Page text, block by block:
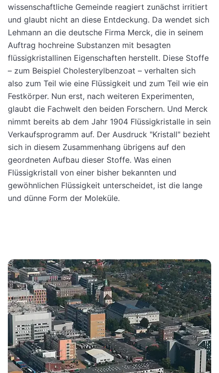
wissenschaftliche Gemeinde reagiert zunächst irritiert
und glaubt nicht an diese Entdeckung. Da wendet sich
Lehmann an die deutsche Firma Merck, die in seinem
Auftrag hochreine Substanzen mit besagten
flüssigkristallinen Eigenschaften herstellt. Diese Stoffe
– zum Beispiel Cholesterylbenzoat – verhalten sich
also zum Teil wie eine Flüssigkeit und zum Teil wie ein
Festkörper. Nun erst, nach weiteren Experimenten,
glaubt die Fachwelt den beiden Forschern. Und Merck
nimmt bereits ab dem Jahr 1904 Flüssigkristalle in sein
Verkaufsprogramm auf. Der Ausdruck "Kristall" bezieht
sich in diesem Zusammenhang übrigens auf den
geordneten Aufbau dieser Stoffe. Was einen
Flüssigkristall von einer bisher bekannten und
gewöhnlichen Flüssigkeit unterscheidet, ist die lange
und dünne Form der Moleküle.